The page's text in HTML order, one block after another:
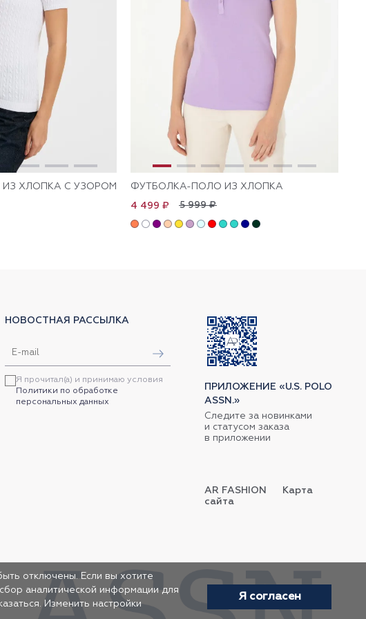
ХЛОПКА С УЗОРОМ
ФУТБОЛКА-ПОЛО ИЗ ХЛОПКА
5 999 ₽
4 499 ₽
НОВОСТНАЯ РАССЫЛКА
Я прочитал(а) и принимаю условия
Политики по обработке
персональных данных
ПРИЛОЖЕНИЕ «U.S. POLO
ASSN.»
Следите за новинками
и статусом заказа
в приложении
AR FASHION
Карта
сайта
отключены. Если вы хотите
аналитической информации для
Изменить настройки
Я согласен